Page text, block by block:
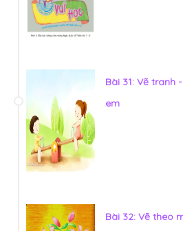
Bài 31: Vẽ tranh
em
Bài 32: Vẽ theo